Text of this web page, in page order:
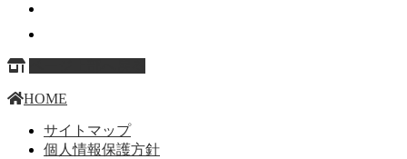
HOME
サイトマップ
個人情報保護方針